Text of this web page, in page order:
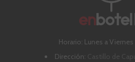
Horario: Lunes a Viernes
Dirección: Castillo de